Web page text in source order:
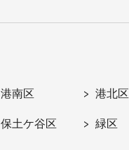
港南区 港北区
保土ケ谷区 緑区